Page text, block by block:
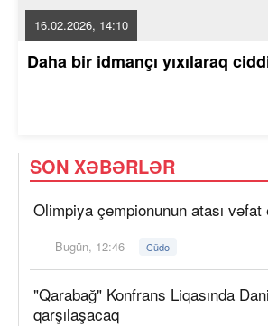
16.02.2026, 14:10
Daha bir idmançı yıxılaraq
SON XƏBƏRLƏR
Olimpiya çempionunun atası vəfat
Bugün, 12:46 Cüdo
"Qarabağ" Konfrans Liqasında
qarşılaşacaq